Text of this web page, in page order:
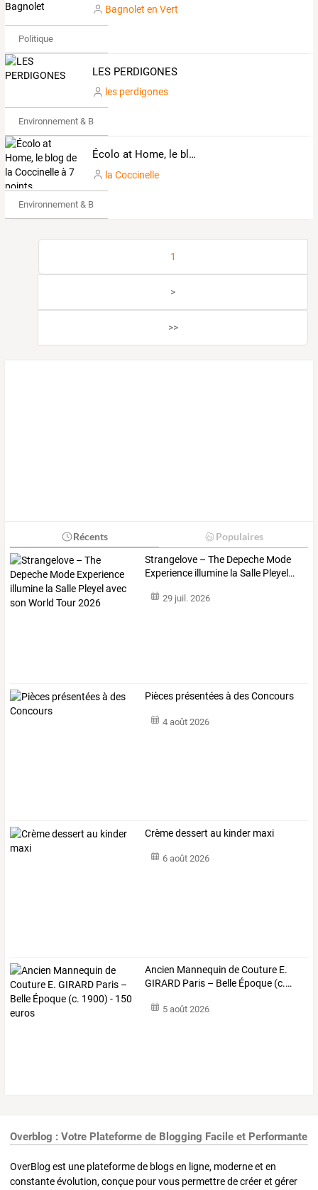
Bagnolet en Vert
Politique
LES PERDIGONES
les perdigones
Environnement & Bio
Écolo at Home, le blog de la Coccinelle à 7 points
la Coccinelle
Environnement & Bio
1
>
>>
Récents Populaires
Strangelove – The Depeche Mode
Experience illumine la Salle Pleyel …
29 juil. 2026
Pièces présentées à des Concours
4 août 2026
Crème dessert au kinder maxi
6 août 2026
Ancien Mannequin deCouture E.
GIRARD Paris – Belle Époque (c.…
5 août 2026
Overblog : Votre Plateforme de Blogging Facile et Performante
OverBlog est une plateforme de blogs en ligne, moderne et en
constante évolution, conçue pour vous permettre de créer et gérer